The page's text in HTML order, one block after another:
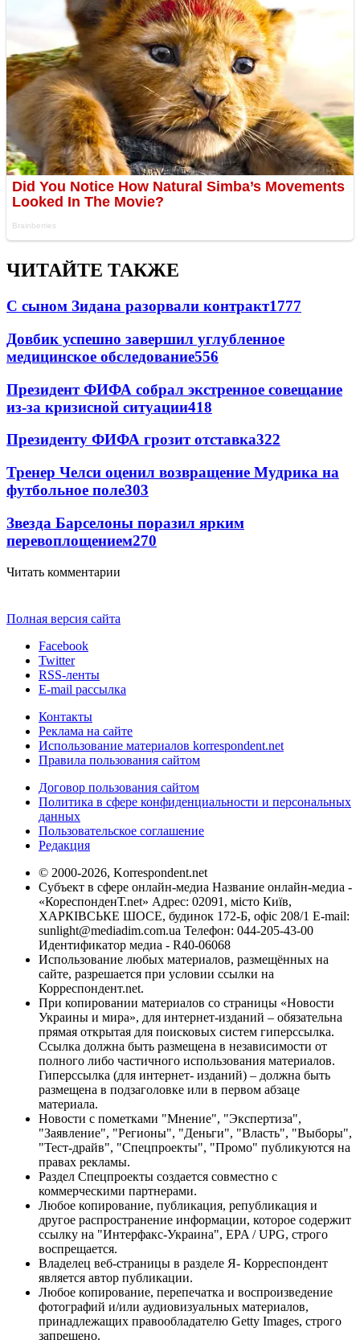
ЧИТАЙТЕ ТАКЖЕ
С сыном Зидана разорвали контракт1777
Довбик успешно завершил углубленное
медицинское обследование556
Президент ФИФА собрал экстренное совещание
из-за кризисной ситуации418
Президенту ФИФА грозит отставка322
Тренер Челси оценил возвращение Мудрика на
футбольное поле303
Звезда Барселоны поразил ярким
перевоплощением270
Читать комментарии
Полная версия сайта
Facebook
Twitter
RSS-ленты
E-mail рассылка
Контакты
Реклама на сайте
Использование материалов korrespondent.net
Правила пользования сайтом
Договор пользования сайтом
Политика в сфере конфиденциальности и персональных
данных
Пользовательское соглашение
Редакция
© 2000-2026, Korrespondent.net
Субъект в сфере онлайн-медиа Название онлайн-медиа -
«КореспонденТ.net» Адрес: 02091, місто Київ,
ХАРКІВСЬКЕ ШОСЕ, будинок 172-Б, офіс 208/1 E-mail:
sunlight@mediadim.com.ua Телефон: 044-205-43-00
Идентификатор медиа - R40-06068
Использование любых материалов, размещённых на
сайте, разрешается при условии ссылки на
Корреспондент.net.
При копировании материалов со страницы «Новости
Украины и мира», для интернет-изданий – обязательна
прямая открытая для поисковых систем гиперссылка.
Ссылка должна быть размещена в независимости от
полного либо частичного использования материалов.
Гиперссылка (для интернет- изданий) – должна быть
размещена в подзаголовке или в первом абзаце
материала.
Новости с пометками "Мнение", "Экспертиза",
"Заявление", "Регионы", "Деньги", "Власть", "Выборы",
"Тест-драйв", "Спецпроекты", "Промо" публикуются на
правах рекламы.
Раздел Спецпроекты создается совместно с
коммерческими партнерами.
Любое копирование, публикация, републикация и
другое распространение информации, которое содержит
ссылку на "Интерфакс-Украина", EPA / UPG, строго
воспрещается.
Владелец веб-страницы в разделе Я- Корреспондент
является автор публикации.
Любое копирование, перепечатка и воспроизведение
фотографий и/или аудиовизуальных материалов,
принадлежащих правообладателю Getty Images, строго
запрещено.